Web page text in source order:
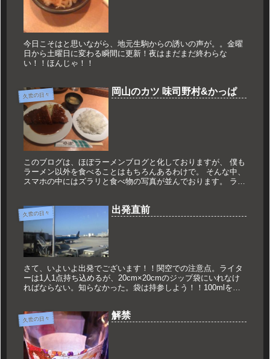
今日こそはと思いながら、地元生駒からの誘いの声が。。金曜
日から土曜日に変わる瞬間に更新！夜はまだまだ終わらな
い！！ほんじゃ！！
久世の日々 岡山のカツ 味司野村&かっぱ
このブログは、ほぼラーメンブログと化しておりますが、 僕も
ラーメン以外を食べることはもちろんあるわけで。 そんな中、
スマホの中にはズラリと食べ物の写真が並んでおります。 ラー
久世の日々 出発直前
さて、いよいよ出発でございます！！関空での注意点。ライタ
ーは1人1点持ち込めるが、20cm×20cmのジップ袋にいれなけ
ればならない。知らなかった。袋は持参しよう！！100mlを超
久世の日々 解禁